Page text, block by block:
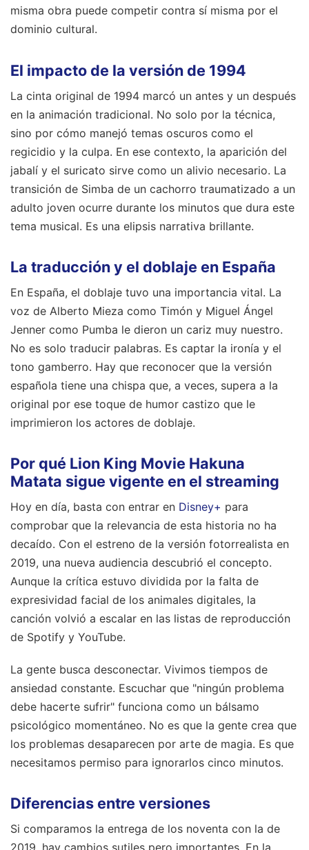
misma obra puede competir contra sí misma por el
dominio cultural.
El impacto de la versión de 1994
La cinta original de 1994 marcó un antes y un después
en la animación tradicional. No solo por la técnica,
sino por cómo manejó temas oscuros como el
regicidio y la culpa. En ese contexto, la aparición del
jabalí y el suricato sirve como un alivio necesario. La
transición de Simba de un cachorro traumatizado a un
adulto joven ocurre durante los minutos que dura este
tema musical. Es una elipsis narrativa brillante.
La traducción y el doblaje en España
En España, el doblaje tuvo una importancia vital. La
voz de Alberto Mieza como Timón y Miguel Ángel
Jenner como Pumba le dieron un cariz muy nuestro.
No es solo traducir palabras. Es captar la ironía y el
tono gamberro. Hay que reconocer que la versión
española tiene una chispa que, a veces, supera a la
original por ese toque de humor castizo que le
imprimieron los actores de doblaje.
Por qué Lion King Movie Hakuna
Matata sigue vigente en el streaming
Hoy en día, basta con entrar en Disney+ para
comprobar que la relevancia de esta historia no ha
decaído. Con el estreno de la versión fotorrealista en
2019, una nueva audiencia descubrió el concepto.
Aunque la crítica estuvo dividida por la falta de
expresividad facial de los animales digitales, la
canción volvió a escalar en las listas de reproducción
de Spotify y YouTube.
La gente busca desconectar. Vivimos tiempos de
ansiedad constante. Escuchar que "ningún problema
debe hacerte sufrir" funciona como un bálsamo
psicológico momentáneo. No es que la gente crea que
los problemas desaparecen por arte de magia. Es que
necesitamos permiso para ignorarlos cinco minutos.
Diferencias entre versiones
Si comparamos la entrega de los noventa con la de